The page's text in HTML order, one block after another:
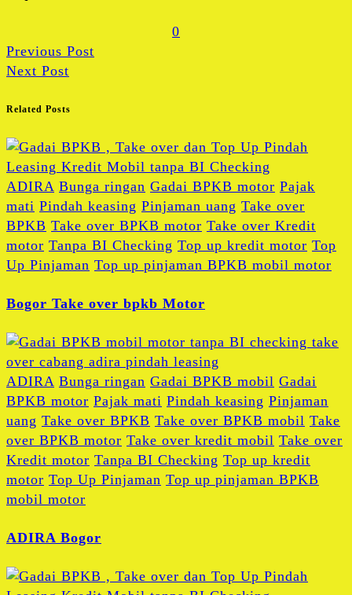
0
Previous Post
Next Post
Related Posts
ADIRA Bunga ringan Gadai BPKB motor Pajak
mati Pindah keasing Pinjaman uang Take over
BPKB Take over BPKB motor Take over Kredit
motor Tanpa BI Checking Top up kredit motor Top
Up Pinjaman Top up pinjaman BPKB mobil motor
Bogor Take over bpkb Motor
ADIRA Bunga ringan Gadai BPKB mobil Gadai
BPKB motor Pajak mati Pindah keasing Pinjaman
uang Take over BPKB Take over BPKB mobil Take
over BPKB motor Take over kredit mobil Take over
Kredit motor Tanpa BI Checking Top up kredit
motor Top Up Pinjaman Top up pinjaman BPKB
mobil motor
ADIRA Bogor